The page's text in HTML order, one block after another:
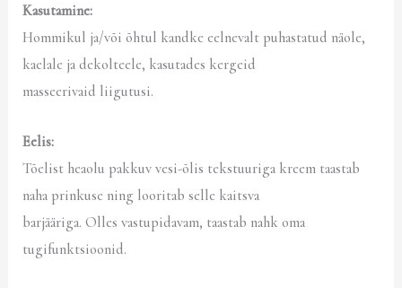
Kasutamine:
Hommikul ja/või õhtul kandke eelnevalt puhastatud näole,
kaelale ja dekolteele, kasutades kergeid
masseerivaid liigutusi.
Eelis:
Tõelist heaolu pakkuv vesi-õlis tekstuuriga kreem taastab
naha prinkuse ning looritab selle kaitsva
barjääriga. Olles vastupidavam, taastab nahk oma
tugifunktsioonid.